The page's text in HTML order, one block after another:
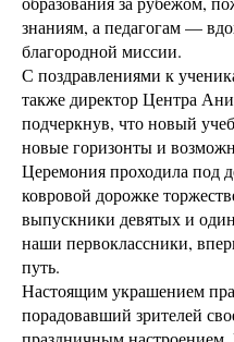
знаниям, а педагогам —
благородной миссии.
С поздравлениями к
также директор Центра
подчеркнув, что новый
новые горизонты и
Церемония проходила под
ковровой дорожке
выпускники девятых и
наши первоклассники,
путь.
Настоящим украшением
порадовавший зрителей